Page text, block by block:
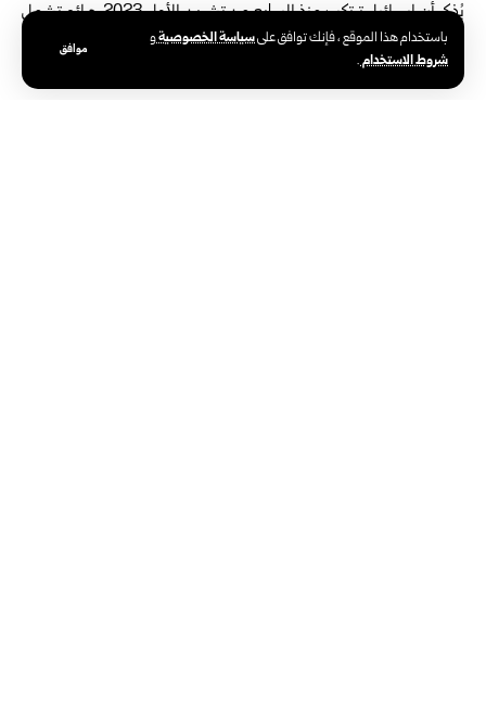
باستخدام هذا الموقع ، فإنك توافق علىسياسة الخصوصيةو
شروط الاستخدام.
موافق
يُذكر أن إسرائيل ترتكب منذ السابع من تشرين الأول 2023 جرائم تشمل
القتل والتجويع والتدمير والتهجير القسري في غزة، متجاهلةً النداءات
الدولية وأوامر محكمة العدل الدولية بوقف الأعمال العدائية.